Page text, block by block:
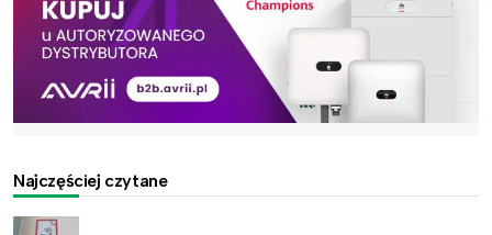
Najczęściej czytane